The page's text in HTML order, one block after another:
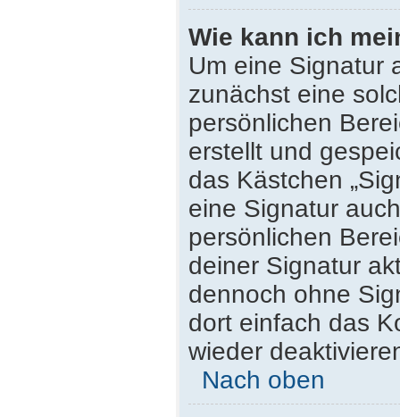
Wie kann ich
Um eine Signatur
zunächst eine
persönlichen
erstellt und
das Kästchen
eine Signatur
persönlichen
deiner Signatur
dennoch ohne
dort einfach das
wieder
Nach oben